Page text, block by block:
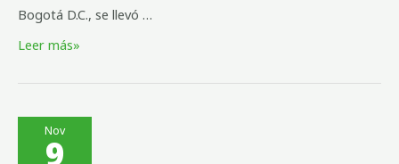
Bogotá D.C., se llevó …
Leer más»
Nov
9